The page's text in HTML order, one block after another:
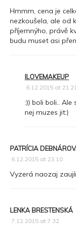
Hmmm, cena je
nezkoušela, ale od
příjemnýho, právě
budu muset asi
ILOVEMAKEUP
6.12.2015 at 21.21
:)) boli boli..
nej muzes jit:)
PATRÍCIA
6.12.2015 at 23.10
Vyzerá naozaj
LENKA BRESTENSKÁ
7.12.2015 at 7.32